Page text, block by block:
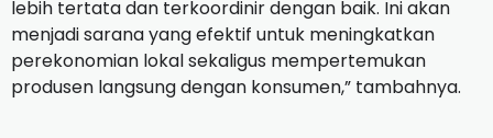
lebih tertata dan terkoordinir dengan baik. Ini akan
menjadi sarana yang efektif untuk meningkatkan
perekonomian lokal sekaligus mempertemukan
produsen langsung dengan konsumen,” tambahnya.